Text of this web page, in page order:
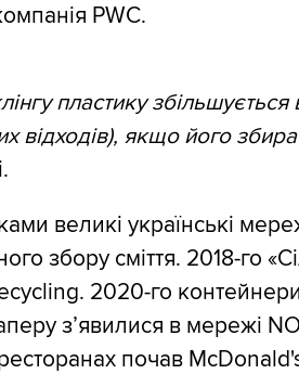
PWC.
пластику збільшується
відходів), якщо його
великі українські
збору сміття. 2018-го
2020-го
з’явилися в мережі
ресторанах почав